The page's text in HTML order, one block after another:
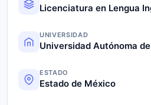
Licenciatura en Lengua
UNIVERSIDAD
Universidad Autónoma
ESTADO
Estado de México